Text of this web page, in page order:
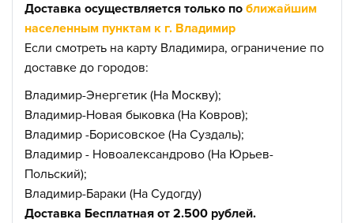
Доставка осуществляется только по ближайшим
населенным пунктам к г. Владимир
Если смотреть на карту Владимира, ограничение по
доставке до городов:
Владимир-Энергетик (На Москву);
Владимир-Новая быковка (На Ковров);
Владимир -Борисовское (На Суздаль);
Владимир - Новоалександрово (На Юрьев-
Польский);
Владимир-Бараки (На Судогду)
Доставка Бесплатная от 2.500 рублей.